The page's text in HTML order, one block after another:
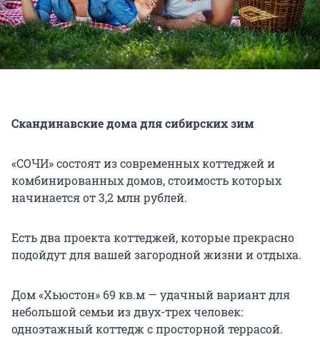
Скандинавские дома для сибирских зим
«СОЧИ» состоят из современных коттеджей и
комбинированных домов, стоимость которых
начинается от 3,2 млн рублей.
Есть два проекта коттеджей, которые прекрасно
подойдут для вашей загородной жизни и отдыха.
Дом «Хьюстон» 69 кв.м — удачный вариант для
небольшой семьи из двух-трех человек:
одноэтажный коттедж с просторной террасой.